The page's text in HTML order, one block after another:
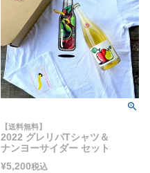
【送料無料】
2022 グレリパTシャツ＆
ナンヨーサイダー セット
¥5,200税込